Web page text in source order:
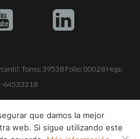
Tomo: 39538 Folio: 00028 Hoja:
64533318
DE YATES EN IBIZA S.L.
que damos la mejor
web. Si sigue utilizando este